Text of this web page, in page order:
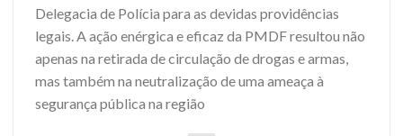
Delegacia de Polícia para as devidas providências
legais. A ação enérgica e eficaz da PMDF resultou não
apenas na retirada de circulação de drogas e armas,
mas também na neutralização de uma ameaça à
segurança pública na região